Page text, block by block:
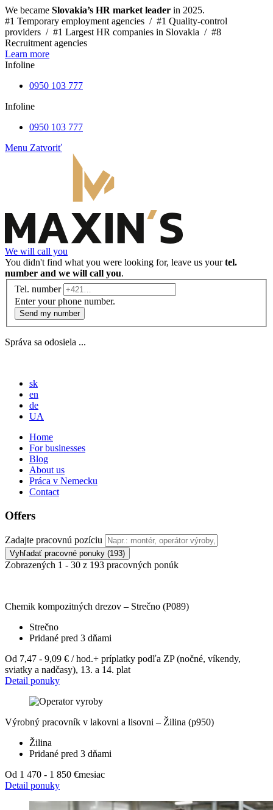
We became Slovakia’s HR market leader in 2025.
#1 Temporary employment agencies / #1 Quality-control
providers / #1 Largest HR companies in Slovakia / #8
Recruitment agencies
Learn more
Infoline
0950 103 777
Infoline
0950 103 777
Menu Zatvoriť
We will call you
You didn't find what you were looking for, leave us yourtel.
number and we will call you.
Tel. number
Enter your phone number.
Send my number
Správa sa odosiela ...
sk
en
de
UA
Home
For businesses
Blog
About us
Práca v Nemecku
Contact
Offers
Zadajte pracovnú pozíciu
Vyhľadať pracovné ponuky (193)
Zobrazených 1 - 30 z 193 pracovných ponúk
Chemik kompozitných drezov – Strečno (P089)
Strečno
Pridané pred 3 dňami
Od 7,47 - 9,09 € / hod.+ príplatky podľa ZP (nočné, víkendy,
sviatky a nadčasy), 13. a 14. plat
Detail ponuky
Výrobný pracovník v lakovni a lisovni – Žilina (p950)
Žilina
Pridané pred 3 dňami
Od 1 470 - 1 850 €mesiac
Detail ponuky